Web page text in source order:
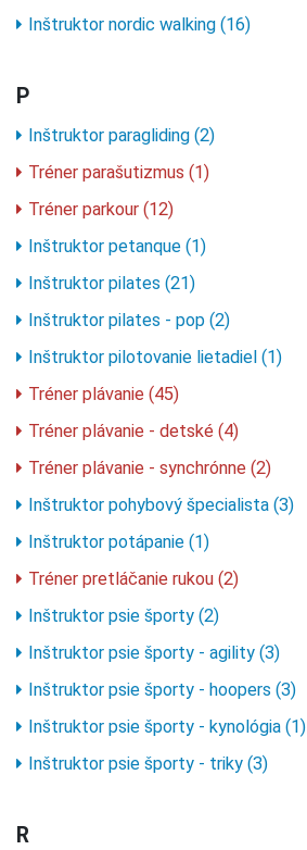
Inštruktor nordic walking (16)
P
Inštruktor paragliding (2)
Tréner parašutizmus (1)
Tréner parkour (12)
Inštruktor petanque (1)
Inštruktor pilates (21)
Inštruktor pilates - pop (2)
Inštruktor pilotovanie lietadiel (1)
Tréner plávanie (45)
Tréner plávanie - detské (4)
Tréner plávanie - synchrónne (2)
Inštruktor pohybový špecialista (3)
Inštruktor potápanie (1)
Tréner pretláčanie rukou (2)
Inštruktor psie športy (2)
Inštruktor psie športy - agility (3)
Inštruktor psie športy - hoopers (3)
Inštruktor psie športy - kynológia (1)
Inštruktor psie športy - triky (3)
R